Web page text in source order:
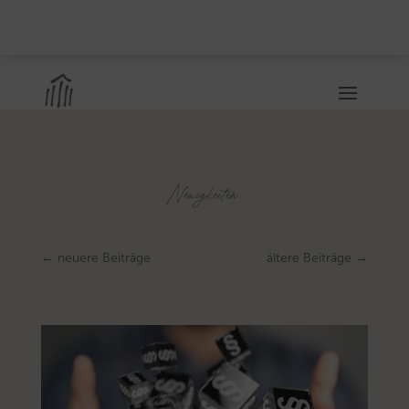
Neuigkeiten
← neuere Beiträge ältere Beiträge →